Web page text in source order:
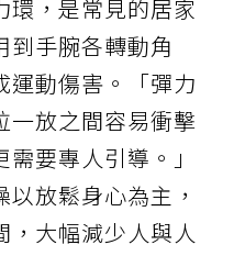
環，是常見的居家
到手腕各轉動角
運動傷害。「彈力
一放之間容易衝擊
要專人引導。」
放鬆身心為主，
，大幅減少人與人